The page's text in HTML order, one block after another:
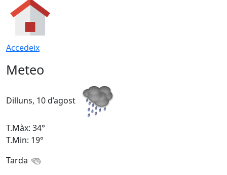
Accedeix
Meteo
Dilluns, 10 d’agost
T.Màx: 34°
T.Min: 19°
Tarda